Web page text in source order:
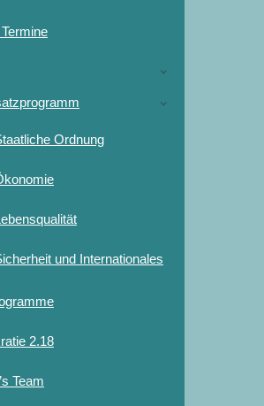
Ordnung
und Internationales
2.18
Team